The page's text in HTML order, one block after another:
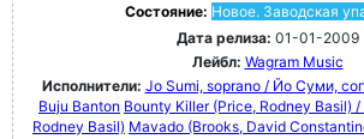
Состояние: Новое. Заводская
Дата релиза: 01-01-2009
Лейбл: Wagram Music
Исполнители: Jo Sumi, soprano / Йо Суми,
Buju Banton Bounty Killer (Price, Rodney Basil)
Rodney Basil) Mavado (Brooks, David